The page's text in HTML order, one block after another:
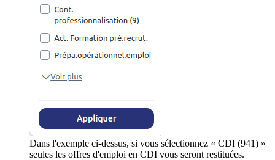
Dans l'exemple ci-dessus, si vous sélectionnez « CDI (941) »
seules les offres d'emploi en CDI vous seront restituées.